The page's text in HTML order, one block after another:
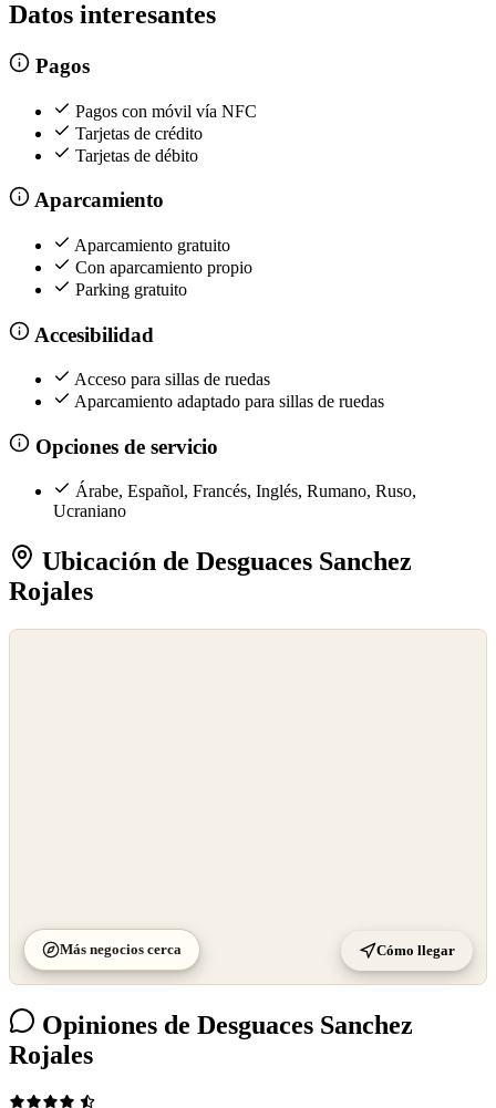
Datos interesantes
Pagos
Pagos con móvil vía NFC
Tarjetas de crédito
Tarjetas de débito
Aparcamiento
Aparcamiento gratuito
Con aparcamiento propio
Parking gratuito
Accesibilidad
Acceso para sillas de ruedas
Aparcamiento adaptado para sillas de ruedas
Opciones de servicio
Árabe, Español, Francés, Inglés, Rumano, Ruso,
Ucraniano
Ubicación de Desguaces Sanchez
Rojales
Más negocios cerca Cómo llegar
Opiniones de Desguaces Sanchez
Rojales